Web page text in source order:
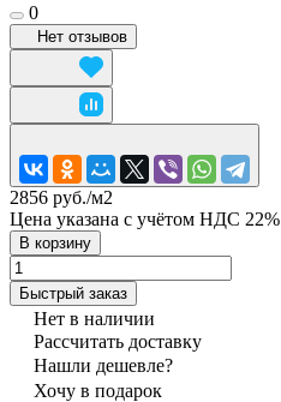
0
Нет отзывов
2856 руб./м2
Цена указана с учётом НДС 22%
В корзину
Быстрый заказ
Нет в наличии
Рассчитать доставку
Нашли дешевле?
Хочу в подарок